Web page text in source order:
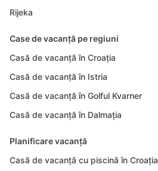
Rijeka
Case de vacanță pe regiuni
Casă de vacanță în Croația
Casă de vacanță în Istria
Casă de vacanță în Golful Kvarner
Casă de vacanță în Dalmația
Planificare vacanță
Casă de vacanță cu piscină în Croația